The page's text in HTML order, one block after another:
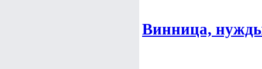
Винница,